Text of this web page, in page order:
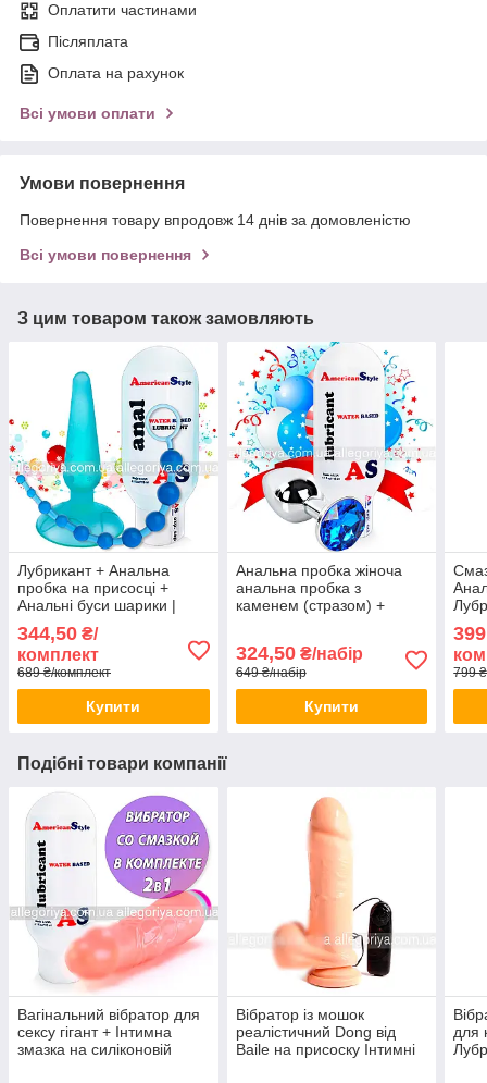
Оплатити частинами
Післяплата
Оплата на рахунок
Всі умови оплати
Умови повернення
Повернення товару впродовж 14 днів за домовленістю
Всі умови повернення
З цим товаром також замовляють
Лубрикант + Анальна
пробка на присосці +
Анальні буси шарики |
344,50 ₴/
комплект
689 ₴/комплект
Купити
Анальна пробка жіноча
анальна пробка з
каменем (стразом) +
324,50₴/набір
649 ₴/набір
Купити
799
Подібні товари компанії
Вагінальний вібратор для
сексу гігант + Інтимна
змазка на силіконовій
Вібратор із мошок
реалістичний Dong від
Baile на присоску Інтимні
для